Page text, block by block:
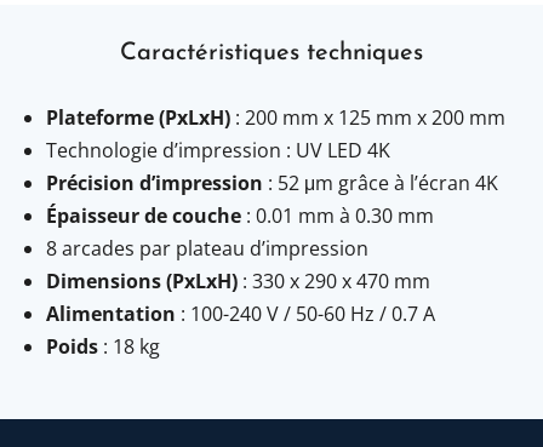
Caractéristiques techniques
Plateforme (PxLxH) : 200 mm x 125 mm x 200 mm
Technologie d’impression : UV LED 4K
Précision d’impression : 52 μm grâce à l’écran 4K
Épaisseur de couche : 0.01 mm à 0.30 mm
8 arcades par plateau d’impression
Dimensions (PxLxH) : 330 x 290 x 470 mm
Alimentation : 100-240 V / 50-60 Hz / 0.7 A
Poids : 18 kg